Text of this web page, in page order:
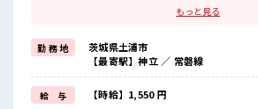
興味があれば安心して応募できちゃう！
≪経験者優遇≫
これまでの経験を活かしませんか？
ブランクがあっても大丈夫♪
経験はちょっとだけ…という方もOK！
≪適度な残業でお給料UP≫
もっと見る
勤 務 地
茨城県土浦市
【最寄駅】神立 ／ 常磐線
給 与 【時給】1,550 円